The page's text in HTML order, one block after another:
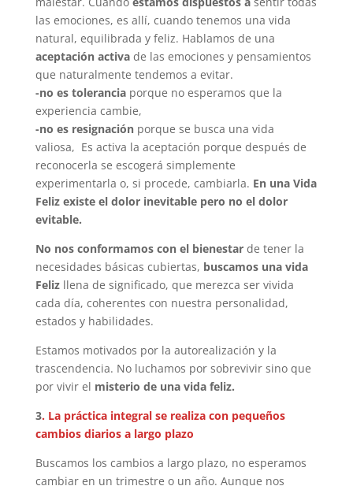
las emociones, es allí, cuando tenemos una vida
natural, equilibrada y feliz. Hablamos de una
aceptación activa de las emociones y pensamientos
que naturalmente tendemos a evitar.
-no es toleranciaporque no esperamos que la
experiencia cambie,
-no es resignaciónporque se busca una vida
valiosa, Es activa la aceptación porque después de
reconocerla se escogerá simplemente
experimentarla o, si procede, cambiarla. En una Vida
Feliz existe el dolor inevitable pero no el dolor
evitable.
No nos conformamos con el bienestarde tener la
necesidades básicas cubiertas, buscamos una vida
Felizllena de significado, que merezca ser vivida
cada día, coherentes con nuestra personalidad,
estados y habilidades.
Estamos motivados por la autorealización y la
trascendencia. No luchamos por sobrevivir sino que
por vivir el misterio de una vida feliz.
3. La práctica integral se realiza con pequeños
cambios diarios a largo plazo
Buscamos los cambios a largo plazo, no esperamos
cambiar en un trimestre o un año. Aunque nos